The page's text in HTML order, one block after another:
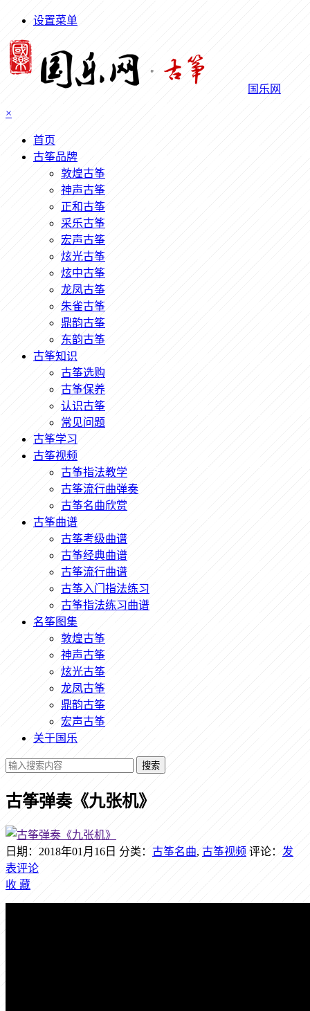
设置菜单
国乐网
×
首页
古筝品牌
敦煌古筝
神声古筝
正和古筝
采乐古筝
宏声古筝
炫光古筝
炫中古筝
龙凤古筝
朱雀古筝
鼎韵古筝
东韵古筝
古筝知识
古筝选购
古筝保养
认识古筝
常见问题
古筝学习
古筝视频
古筝指法教学
古筝流行曲弹奏
古筝名曲欣赏
古筝曲谱
古筝考级曲谱
古筝经典曲谱
古筝流行曲谱
古筝入门指法练习
古筝指法练习曲谱
名筝图集
敦煌古筝
神声古筝
炫光古筝
龙凤古筝
鼎韵古筝
宏声古筝
关于国乐
搜索
古筝弹奏《九张机》
日期：2018年01月16日 分类： 古筝名曲, 古筝视频 评论： 发
表评论
收 藏